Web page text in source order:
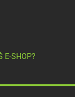
E-SHOP?